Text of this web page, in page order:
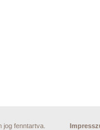
jog fenntartva.